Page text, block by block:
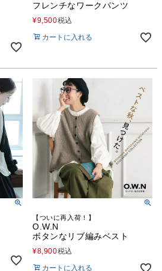
フレンチなワークパンツ
¥9,500税込
カートに入れる
【ついに再入荷！】
O.W.N
ボタンなリブ編みベスト
¥8,900税込
カートに入れる